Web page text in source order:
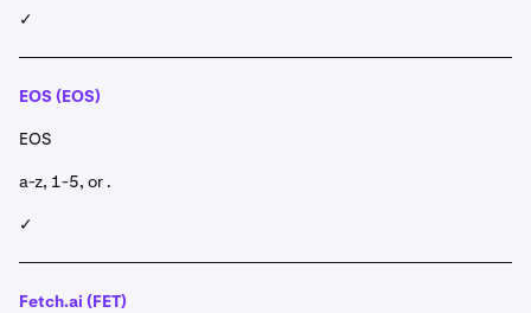
✓
EOS (EOS)
EOS
a-z, 1-5, or .
✓
Fetch.ai (FET)